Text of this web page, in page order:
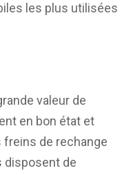
les plus utilisées
valeur de
en bon état et
de rechange
disposent de